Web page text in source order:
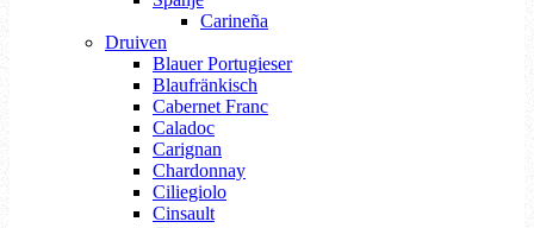
Carineña
Druiven
Blauer Portugieser
Blaufränkisch
Cabernet Franc
Caladoc
Carignan
Chardonnay
Ciliegiolo
Cinsault